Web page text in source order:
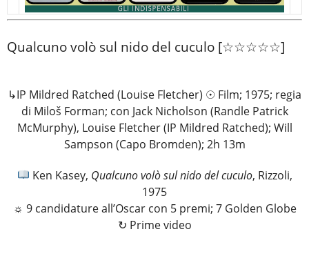
Qualcuno volò sul nido del cuculo [☆☆☆☆☆]
↳IP Mildred Ratched (Louise Fletcher) ☉ Film; 1975; regia
di Miloš Forman; con Jack Nicholson (Randle Patrick
McMurphy), Louise Fletcher (IP Mildred Ratched); Will
Sampson (Capo Bromden); 2h 13m
Ken Kasey, Qualcuno volò sul nido del cuculo, Rizzoli,
1975
☼ 9 candidature all’Oscar con 5 premi; 7 Golden Globe
↻ Prime video